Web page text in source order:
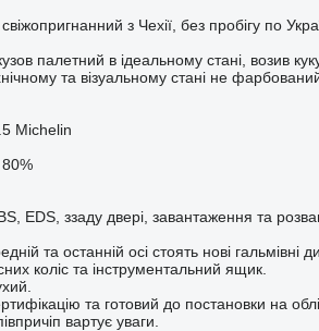
з Чехії, без пробігу по
палетний в ідеальному стані, возив
та візуальному стані не фарбований
Michelin
80%
EDS, ззаду двері, завантаження та
та останній осі стоять нові гальмівні
коліс та інструментальний ящик.
та готовий до постановки на
вартує уваги.